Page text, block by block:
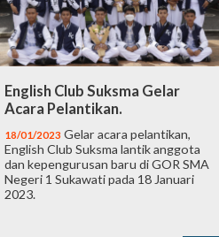
English Club Suksma Gelar
Acara Pelantikan.
18/01/2023 Gelar acara pelantikan,
English Club Suksma lantik anggota
dan kepengurusan baru di GOR SMA
Negeri 1 Sukawati pada 18 Januari
2023.